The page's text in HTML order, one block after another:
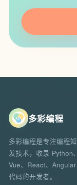
多彩编程
多彩编程是专注编程
发技术，收录 Python
Vue、React、
代码的开发者。